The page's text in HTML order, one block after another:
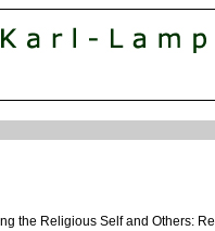
the Religious Self and Others: